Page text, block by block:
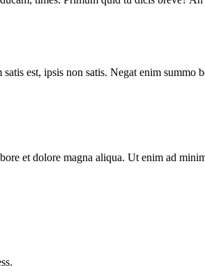
est, ipsis non satis. Negat enim
et dolore magna aliqua. Ut enim ad